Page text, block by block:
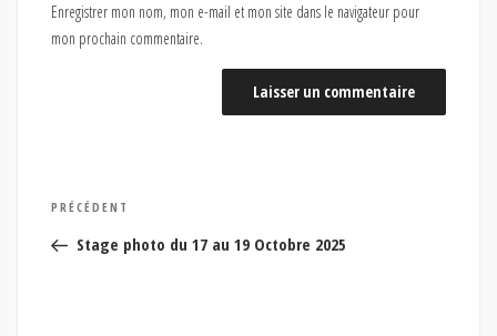
Enregistrer mon nom, mon e-mail et mon site dans le navigateur pour
mon prochain commentaire.
Navigation
de
Article
précédent
PRÉCÉDENT
Stage photo du 17 au 19 Octobre 2025